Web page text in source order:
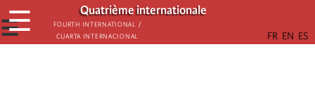
Passar
para
o
Quatrième internationale
Fourth International /
Cuarta Internacional
☰
☰